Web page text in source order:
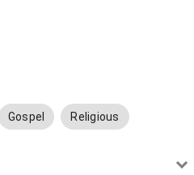
Gospel Religious